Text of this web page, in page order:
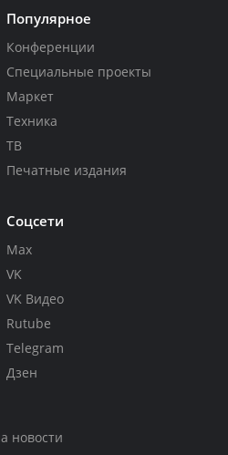
Популярное
Конференции
Специальные проекты
Маркет
Техника
ТВ
Печатные издания
Соцсети
Max
VK
VK Видео
Rutube
Telegram
Дзен
новости